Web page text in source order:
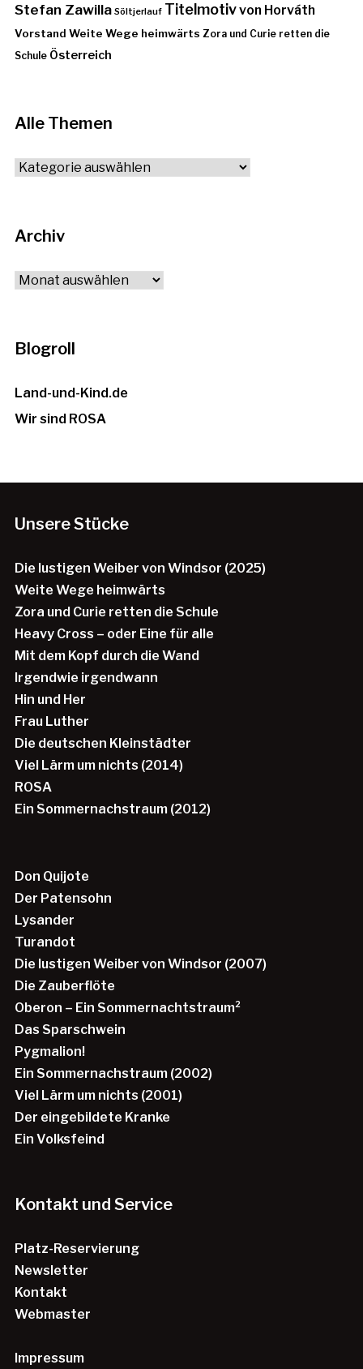
Stefan Zawilla Söltjerlauf Titelmotivvon Horváth
Vorstand Weite Wege heimwärts Zora und Curie retten die
Schule Österreich
Alle Themen
Alle
Archiv
Archiv
Blogroll
Land-und-Kind.de
Wir sind ROSA
Unsere Stücke
Die lustigen Weiber von Windsor (2025)
Weite Wege heimwärts
Zora und Curie retten die Schule
Heavy Cross – oder Eine für alle
Mit dem Kopf durch die Wand
Irgendwie irgendwann
Hin und Her
Frau Luther
Die deutschen Kleinstädter
Viel Lärm um nichts (2014)
ROSA
Ein Sommernachstraum (2012)
Don Quijote
Der Patensohn
Lysander
Turandot
Die lustigen Weiber von Windsor (2007)
Die Zauberflöte
Oberon – Ein Sommernachtstraum²
Das Sparschwein
Pygmalion!
Ein Sommernachstraum (2002)
Viel Lärm um nichts (2001)
Der eingebildete Kranke
Ein Volksfeind
Kontakt und Service
Platz-Reservierung
Newsletter
Kontakt
Webmaster
Impressum